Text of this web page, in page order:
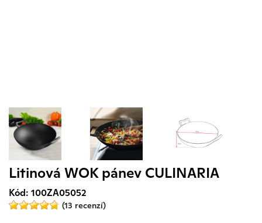
Litinová WOK pánev CULINARIA
Kód: 100ZA05052
(13 recenzí)